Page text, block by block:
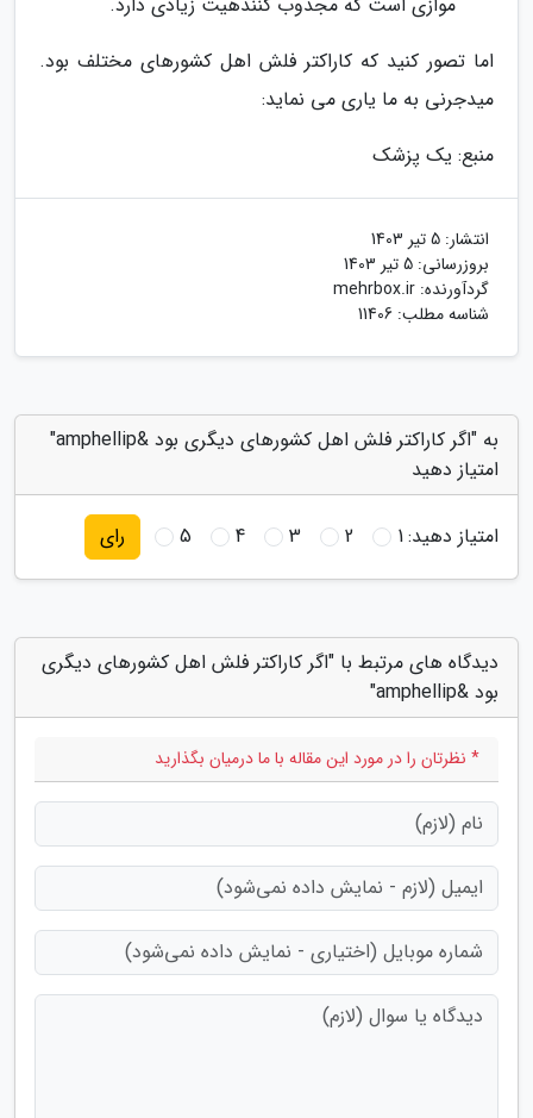
اما تصور کنید که کاراکتر فلش اهل کشورهای مختلف بود.
میدجرنی به ما یاری می نماید:
منبع: یک پزشک
انتشار: 5 تیر 1403
بروزرسانی: 5 تیر 1403
گردآورنده: mehrbox.ir
شناسه مطلب: 11406
به "اگر کاراکتر فلش اهل کشورهای دیگری بود &amphellip"
امتیاز دهید
امتیاز دهید:1
2
3
4
5 رای
دیدگاه های مرتبط با "اگر کاراکتر فلش اهل کشورهای دیگری
بود &amphellip"
* نظرتان را در مورد این مقاله با ما درمیان بگذارید